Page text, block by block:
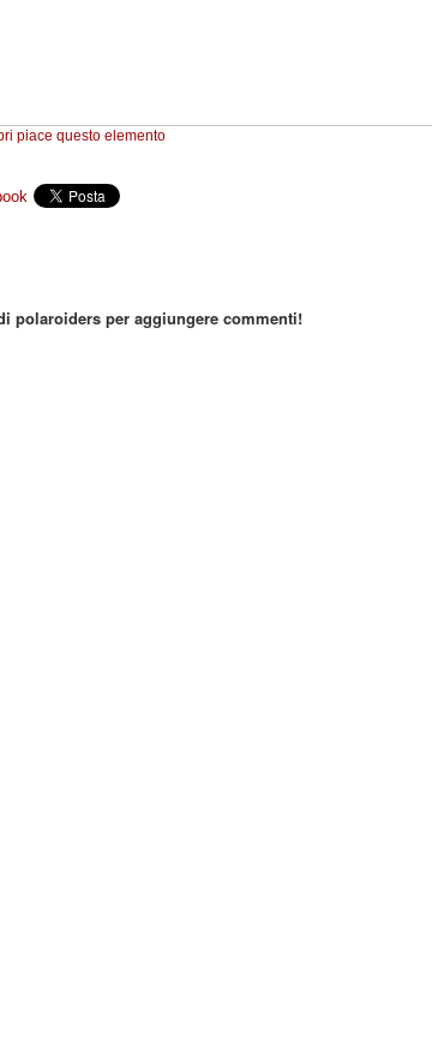
piace questo elemento
polaroiders per aggiungere commenti!